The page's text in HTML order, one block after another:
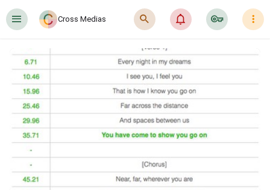
󰍜 Cross Medias 󰍉 󰂜 󰷖 󰇙